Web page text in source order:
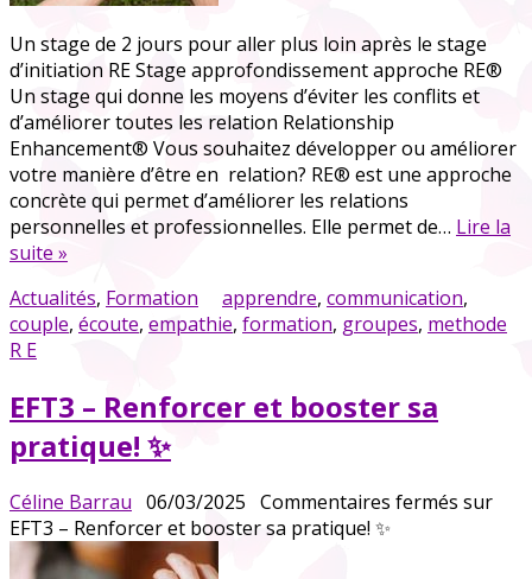
Un stage de 2 jours pour aller plus loin après le stage
d’initiation RE Stage approfondissement approche RE®
Un stage qui donne les moyens d’éviter les conflits et
d’améliorer toutes les relation Relationship
Enhancement® Vous souhaitez développer ou améliorer
votre manière d’être en relation? RE® est une approche
concrète qui permet d’améliorer les relations
personnelles et professionnelles. Elle permet de… Lire la
suite »
Actualités, Formation apprendre, communication,
couple, écoute, empathie, formation, groupes, methode
R E
EFT3 – Renforcer et booster sa
pratique! ✨
Céline Barrau 06/03/2025 Commentaires fermés sur
EFT3 – Renforcer et booster sa pratique! ✨